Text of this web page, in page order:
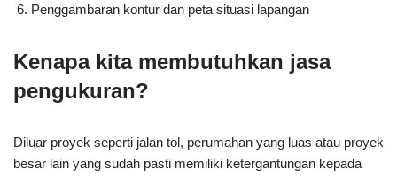
Penggambaran kontur dan peta situasi lapangan
Kenapa kita membutuhkan jasa
pengukuran?
Diluar proyek seperti jalan tol, perumahan yang luas atau proyek
besar lain yang sudah pasti memiliki ketergantungan kepada